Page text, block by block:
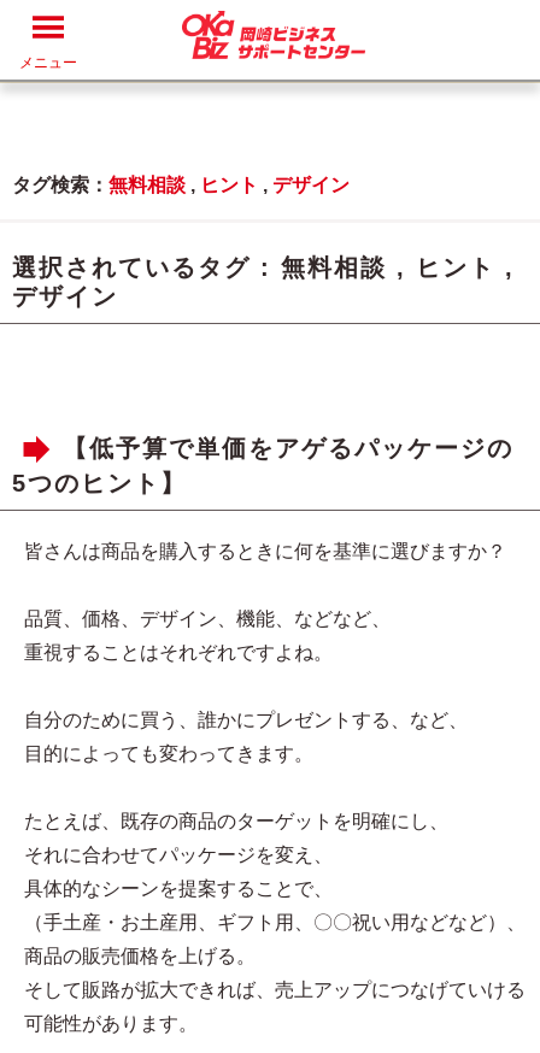
メニュー
タグ検索： 無料相談 , ヒント , デザイン
選択されているタグ : 無料相談 , ヒント
,
デザイン
【低予算で単価をアゲるパッケージの
5つのヒント】
皆さんは商品を購入するときに何を基準に選びますか？
品質、価格、デザイン、機能、などなど、
重視することはそれぞれですよね。
自分のために買う、誰かにプレゼントする、など、
目的によっても変わってきます。
たとえば、既存の商品のターゲットを明確にし、
それに合わせてパッケージを変え、
具体的なシーンを提案することで、
（手土産・お土産用、ギフト用、〇〇祝い用などなど）、
商品の販売価格を上げる。
そして販路が拡大できれば、売上アップにつなげていける
可能性があります。